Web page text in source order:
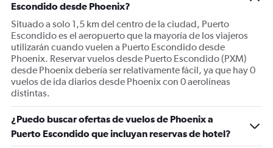
Escondido desde Phoenix?
Situado a solo 1,5 km del centro de la ciudad, Puerto
Escondido es el aeropuerto que la mayoría de los viajeros
utilizarán cuando vuelen a Puerto Escondido desde
Phoenix. Reservar vuelos desde Puerto Escondido (PXM)
desde Phoenix debería ser relativamente fácil, ya que hay 0
vuelos de ida diarios desde Phoenix con 0 aerolíneas
distintas.
¿Puedo buscar ofertas de vuelos de Phoenix a
Puerto Escondido que incluyan reservas de hotel?